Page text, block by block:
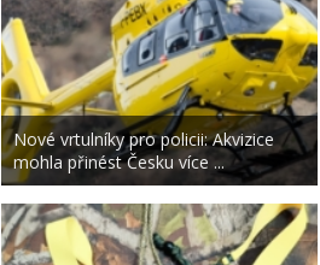
Nové vrtulníky pro policii: Akvizice
mohla přinést Česku více ...